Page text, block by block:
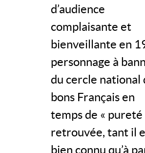
d’audience
complaisante et
bienveillante en
personnage à
du cercle national
bons Français en
temps de « pureté
retrouvée, tant il
bien connu qu’à